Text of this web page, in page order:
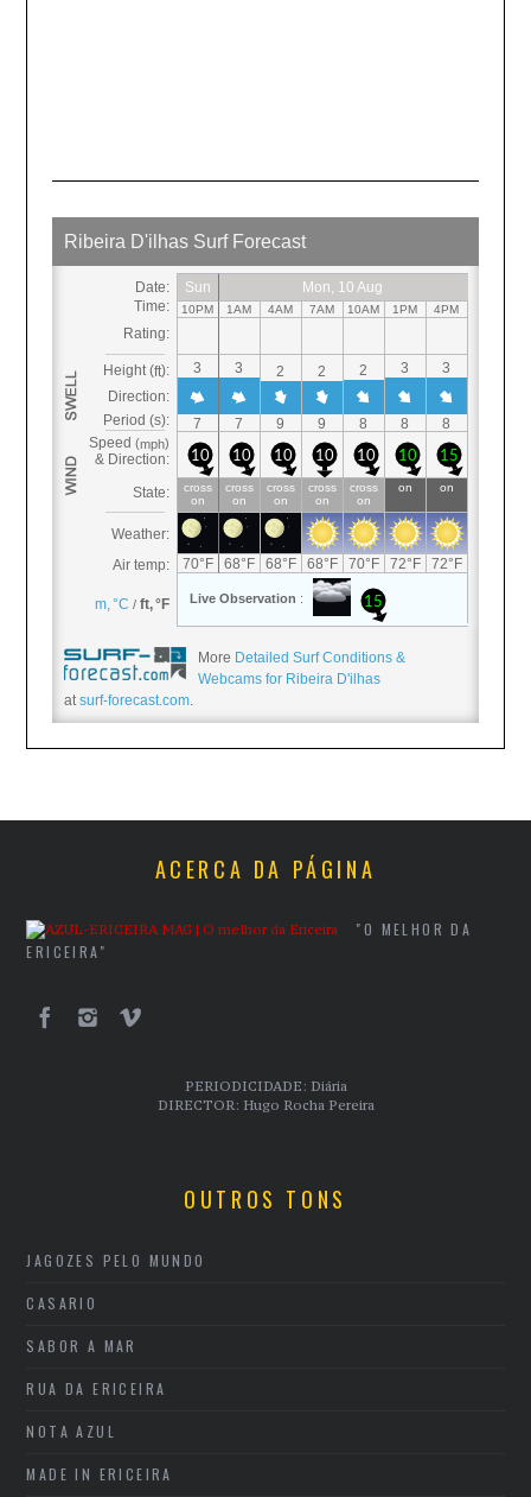
More Detailed Surf Conditions &
Webcams for Ribeira D'ilhas
atsurf-forecast.com.
ACERCA DA PÁGINA
"O MELHOR DA
ERICEIRA"
PERIODICIDADE: Diária
DIRECTOR: Hugo Rocha Pereira
OUTROS TONS
JAGOZES PELO MUNDO
CASARIO
SABOR A MAR
RUA DA ERICEIRA
NOTA AZUL
MADE IN ERICEIRA